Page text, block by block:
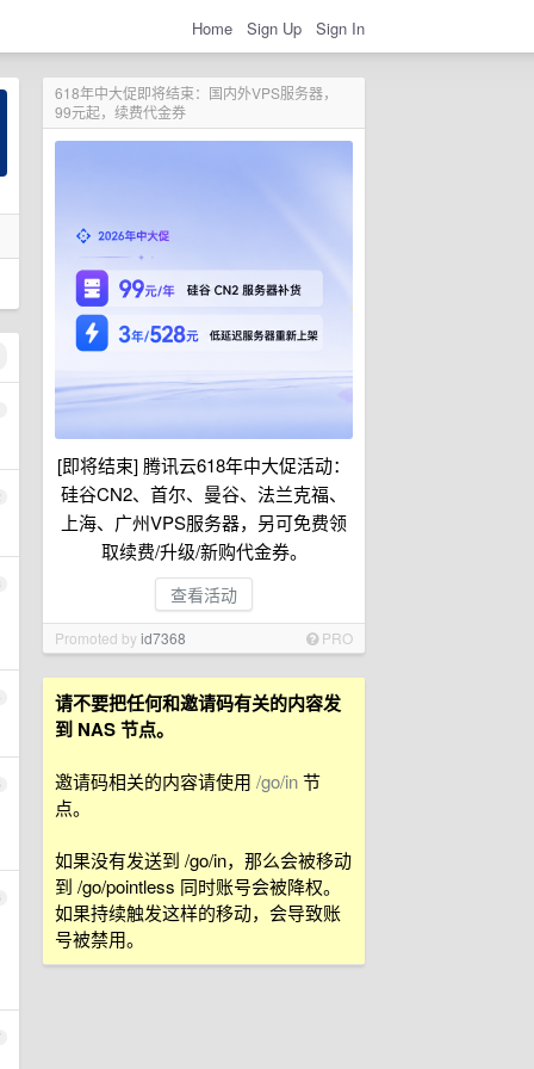
Home Sign Up Sign In
618年中大促即将结束：国内外VPS服务器，
99元起，续费代金券
[即将结束] 腾讯云618年中大促活动：
硅谷CN2、首尔、曼谷、法兰克福、
上海、广州VPS服务器，另可免费领
取续费/升级/新购代金券。
查看活动
Promoted byid7368 PRO
请不要把任何和邀请码有关的内容发
到 NAS 节点。
邀请码相关的内容请使用 /go/in节
点。
如果没有发送到 /go/in，那么会被移动
到 /go/pointless 同时账号会被降权。
如果持续触发这样的移动，会导致账
号被禁用。